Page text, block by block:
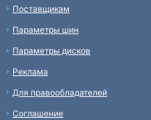
Поставщикам
Параметры шин
Параметры дисков
Реклама
Для правообладателей
Соглашение